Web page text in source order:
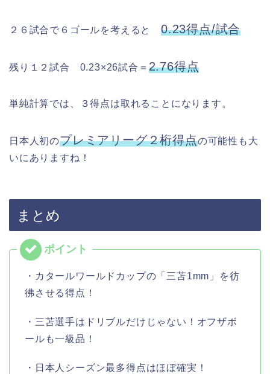
２６試合で６ゴールを考えると0.23得点/試合
残り１２試合 0.23×26試合＝ 2.76得点
単純計算では、３得点は取れることになります。
日本人初のプレミアリーグ２桁得点の可能性も大
いにありますね！
まとめ
・カタールワールドカップの「三苫1mm」を彷
彿させる得点！
・三苫選手はドリブルだけじゃない！オフザボ
ールも一級品！
・日本人シーズン最多得点はほぼ確実！